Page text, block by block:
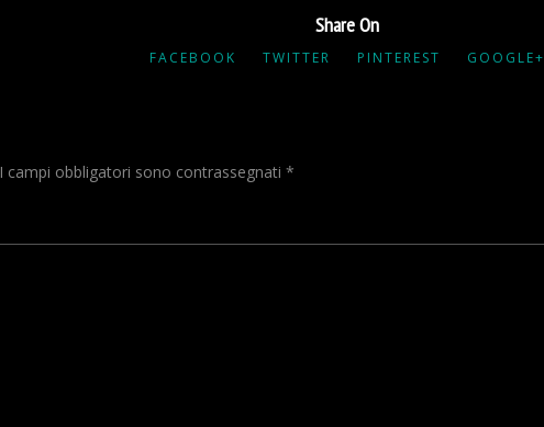
Share On
FACEBOOK TWITTER PINTEREST GOOGLE+
I campi obbligatori sono contrassegnati *